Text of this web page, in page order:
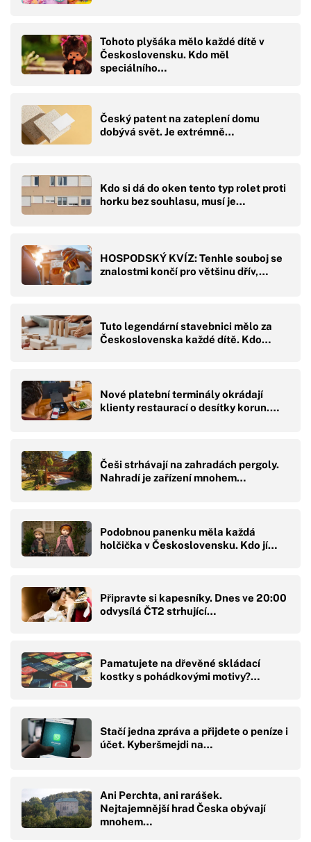
Tohoto plyšáka mělo každé dítě v
Československu. Kdo měl
speciálního…
Český patent na zateplení domu
dobývá svět. Je extrémně…
Kdo si dá do oken tento typ rolet proti
horku bez souhlasu, musí je…
HOSPODSKÝ KVÍZ: Tenhle souboj se
znalostmi končí pro většinu dřív,…
Tuto legendární stavebnici mělo za
Československa každé dítě. Kdo…
Nové platební terminály okrádají
klienty restaurací o desítky korun.…
Češi strhávají na zahradách pergoly.
Nahradí je zařízení mnohem…
Podobnou panenku měla každá
holčička v Československu. Kdo jí…
Připravte si kapesníky. Dnes ve 20:00
odvysílá ČT2 strhující…
Pamatujete na dřevěné skládací
kostky s pohádkovými motivy?…
Stačí jedna zpráva a přijdete o peníze i
účet. Kyberšmejdi na…
Ani Perchta, ani rarášek.
Nejtajemnější hrad Česka obývají
mnohem…